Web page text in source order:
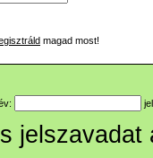
magad most!